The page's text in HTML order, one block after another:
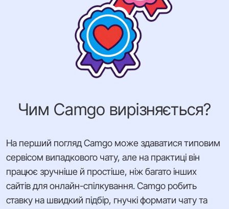
Чим Camgo вирізняється?
На перший погляд Camgo може здаватися типовим
сервісом випадкового чату, але на практиці він
працює зручніше й простіше, ніж багато інших
сайтів для онлайн-спілкування. Camgo робить
ставку на швидкий підбір, гнучкі формати чату та